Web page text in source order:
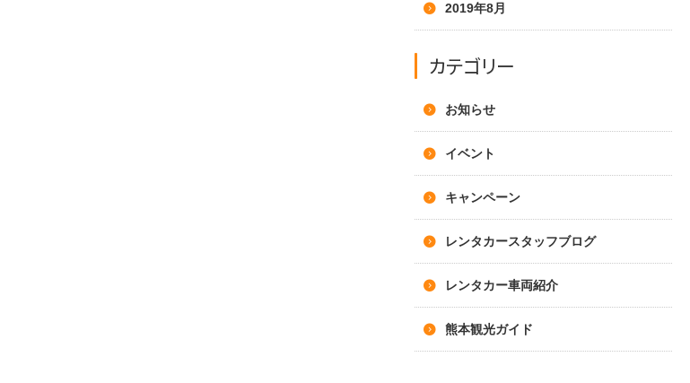
2019年8月
カテゴリー
お知らせ
イベント
キャンペーン
レンタカースタッフブログ
レンタカー車両紹介
熊本観光ガイド